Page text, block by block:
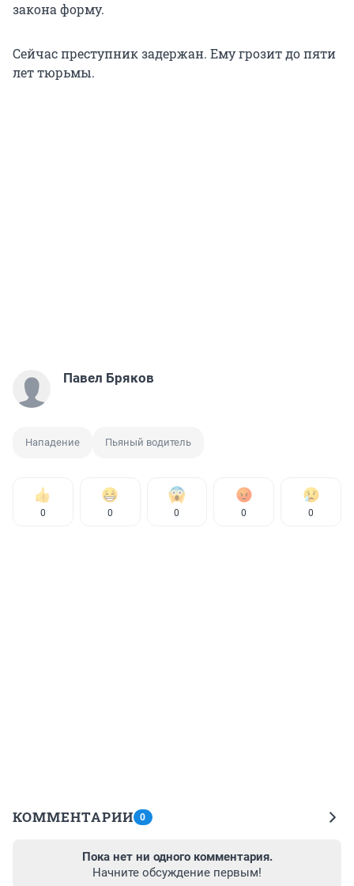
закона форму.
Сейчас преступник задержан. Ему грозит до пяти
лет тюрьмы.
Павел Бряков
Нападение Пьяный водитель
0 0 0 0 0
КОММЕНТАРИИ 0
Пока нет ни одного комментария.
Начните обсуждение первым!